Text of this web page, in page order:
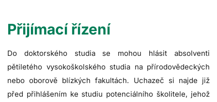
Přijímací řízení
Do doktorského studia se mohou hlásit absolventi
pětiletého vysokoškolského studia na přírodovědeckých
nebo oborově blízkých fakultách. Uchazeč si najde již
před přihlášením ke studiu potenciálního školitele, jehož